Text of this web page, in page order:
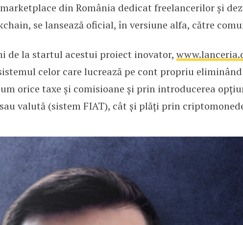
din România dedicat freelancerilor și
se lansează oficial, în versiune alfa, către
de la startul acestui proiect inovator,
celor care lucrează pe cont propriu
orice taxe și comisioane și prin introducerea
valută (sistem FIAT), cât și plăți prin